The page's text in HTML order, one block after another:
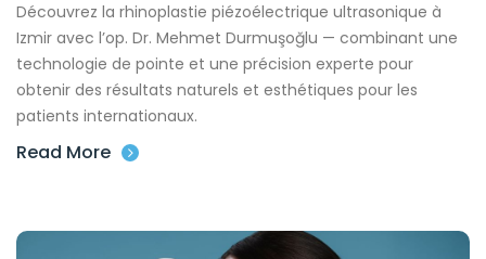
Découvrez la rhinoplastie piézoélectrique ultrasonique à
Izmir avec l’op. Dr. Mehmet Durmuşoğlu — combinant une
technologie de pointe et une précision experte pour
obtenir des résultats naturels et esthétiques pour les
patients internationaux.
Read More